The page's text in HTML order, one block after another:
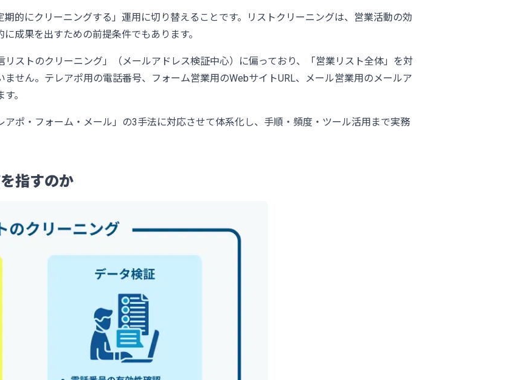
的にクリーニングする」運用に切り替えることです。リストクリーニングは、営業活動の効
成果を出すための前提条件でもあります。
ストのクリーニング」（メールアドレス検証中心）に偏っており、「営業リスト全体」を対
せん。テレアポ用の電話番号、フォーム営業用のWebサイトURL、メール営業用のメールア
。
ポ・フォーム・メール」の3手法に対応させて体系化し、手順・頻度・ツール活用まで実務
指すのか